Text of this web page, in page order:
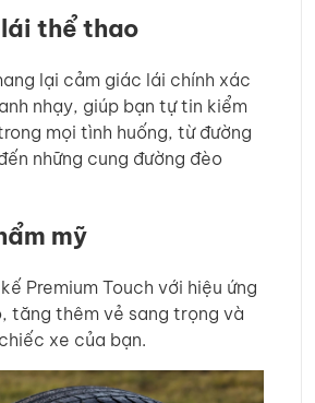
thể thao
lại cảm giác lái chính xác
nhạy, giúp bạn tự tin kiểm
mọi tình huống, từ đường
những cung đường đèo
mỹ
Premium Touch với hiệu ứng
tăng thêm vẻ sang trọng và
xe của bạn.